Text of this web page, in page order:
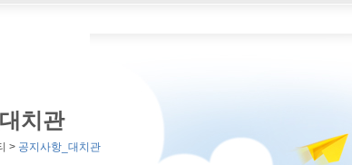
치관
> 공지사항_대치관